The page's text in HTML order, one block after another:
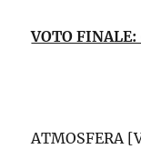
VOTO
ATMOSFERA